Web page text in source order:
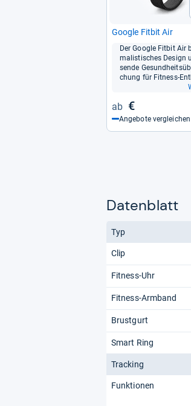
Goo­gle Fit­bit Air
Der Goo­gle Fit­bit Air
ma­lis­ti­sches Design
sende
chung für Fit­ness-​
€
Angebote vergleichen
Datenblatt
Typ
Clip
Fitness-Uhr
Fitness-Armband
Brustgurt
Smart Ring
Tracking
Funktionen